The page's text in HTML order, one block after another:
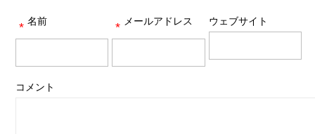
名前
* メールアドレス
* ウェブサイト
コメント